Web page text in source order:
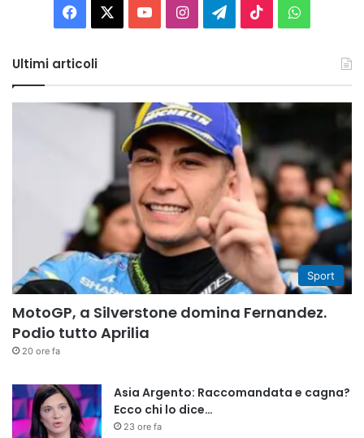
Facebook You InstagramTelegram
TikTok
Ultimi articoli
Sport
MotoGP, a Silverstone domina Fernandez.
Podio tutto Aprilia
20 ore fa
Asia Argento: Raccomandata e cagna?
Ecco chi lo dice…
23 ore fa